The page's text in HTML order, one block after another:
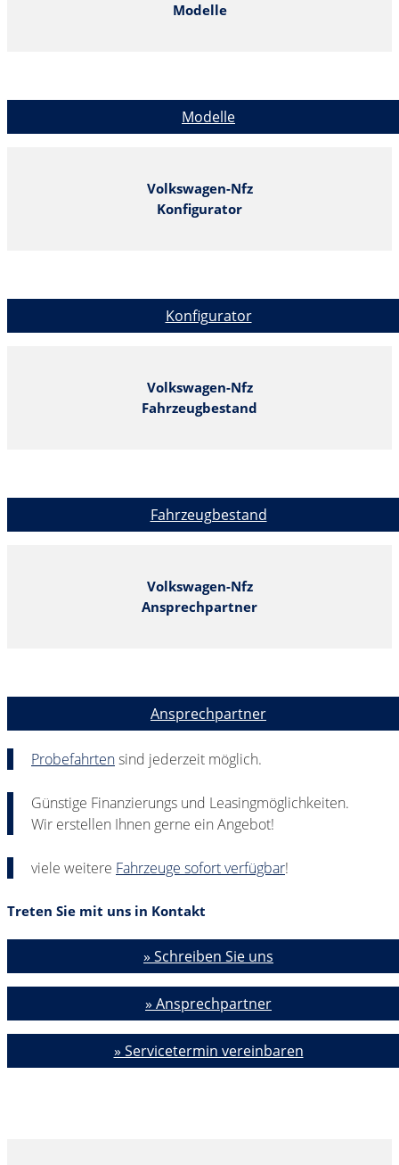
Modelle
Modelle
Volkswagen-Nfz
Konfigurator
Konfigurator
Volkswagen-Nfz
Fahrzeugbestand
Fahrzeugbestand
Volkswagen-Nfz
Ansprechpartner
Ansprechpartner
Probefahrtensind jederzeit möglich.
Günstige Finanzierungs und Leasingmöglichkeiten.
Wir erstellen Ihnen gerne ein Angebot!
viele weitere Fahrzeuge sofort verfügbar!
Treten Sie mit uns in Kontakt
» Schreiben Sie uns
» Ansprechpartner
» Servicetermin vereinbaren